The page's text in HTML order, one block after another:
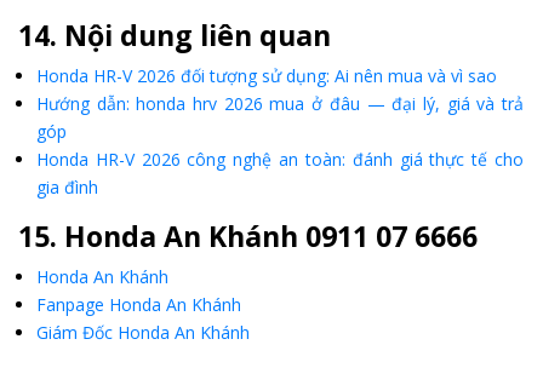
14. Nội dung liên quan
Honda HR-V 2026 đối tượng sử dụng: Ai nên mua và vì sao
Hướng dẫn: honda hrv 2026 mua ở đâu — đại lý, giá và trả
góp
Honda HR-V 2026 công nghệ an toàn: đánh giá thực tế cho
gia đình
15. Honda An Khánh 0911 07 6666
Honda An Khánh
Fanpage Honda An Khánh
Giám Đốc Honda An Khánh